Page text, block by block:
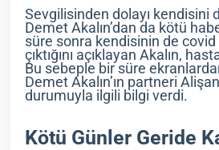
Sevgilisinden dolayı kendisini
Demet Akalın’dan da kötü
süre sonra kendisinin de
çıktığını açıklayan Akalın,
Bu sebeple bir süre
Demet Akalın’ın partneri Alişan,
durumuyla ilgili bilgi verdi.
Kötü Günler Geride